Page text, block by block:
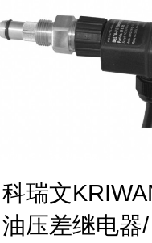
科瑞文
油压差继电器/